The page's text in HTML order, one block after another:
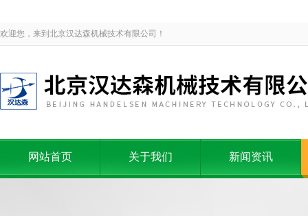
欢迎您，来到北京汉达森机械技术有限公司！
网站首页 关于我们 新闻资讯